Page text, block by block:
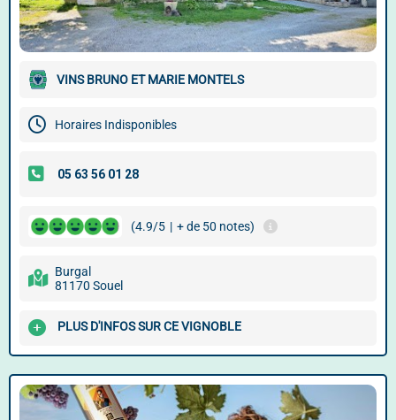
VINS BRUNO ET MARIE MONTELS
Horaires Indisponibles
(4.9/5 | + de 50 notes)
Burgal
81170 Souel
PLUS D'INFOS SUR CE VIGNOBLE